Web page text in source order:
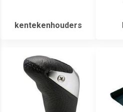
kentekenhouders